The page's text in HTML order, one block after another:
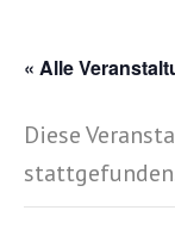
« Alle
Diese